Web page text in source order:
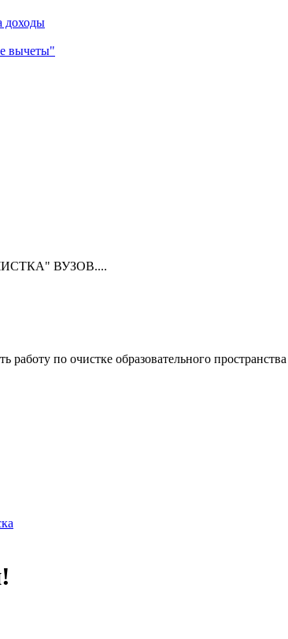
доходы
вычеты"
ВУЗОВ....
работу по очистке образовательного